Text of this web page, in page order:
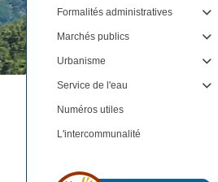
Formalités administratives 
Marchés publics 
Urbanisme 
Service de l'eau 
Numéros utiles
L'intercommunalité